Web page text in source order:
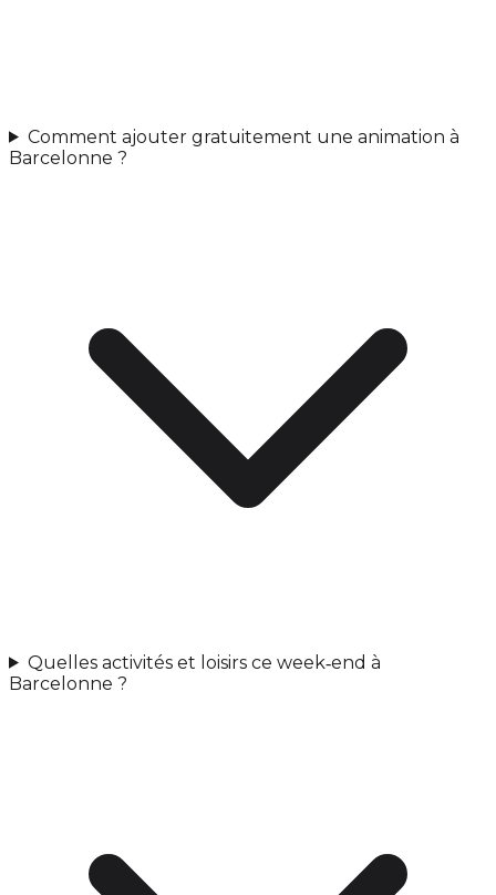
Comment ajouter gratuitement une animation à
Barcelonne ?
Quelles activités et loisirs ce week‑end à
Barcelonne ?